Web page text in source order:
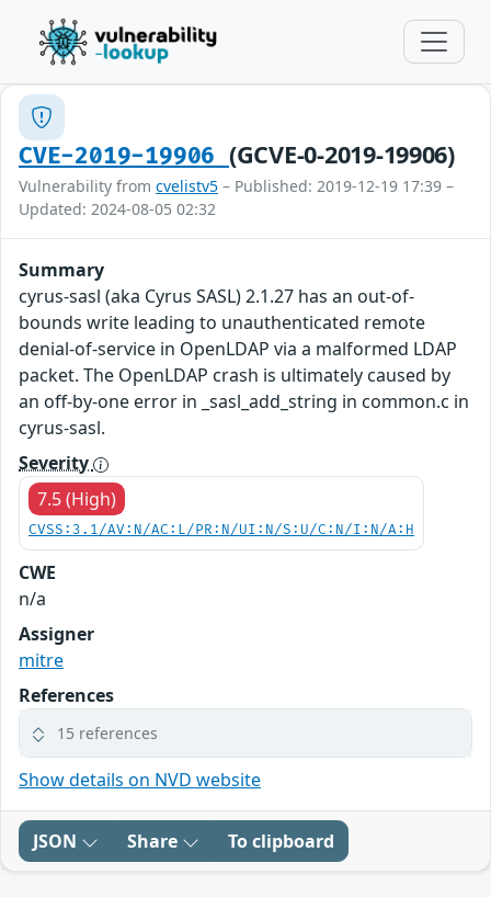
CVE-2019-19906 (GCVE-0-2019-19906)
Vulnerability from cvelistv5 – Published: 2019-12-19 17:39 –
Updated: 2024-08-05 02:32
Summary
cyrus-sasl (aka Cyrus SASL) 2.1.27 has an out-of-
bounds write leading to unauthenticated remote
denial-of-service in OpenLDAP via a malformed LDAP
packet. The OpenLDAP crash is ultimately caused by
an off-by-one error in _sasl_add_string in common.c in
cyrus-sasl.
Severity
7.5 (High)
CVSS:3.1/AV:N/AC:L/PR:N/UI:N/S:U/C:N/I:N/A:H
CWE
n/a
Assigner
mitre
References
15 references
Show details on NVD website
JSON Share To clipboard